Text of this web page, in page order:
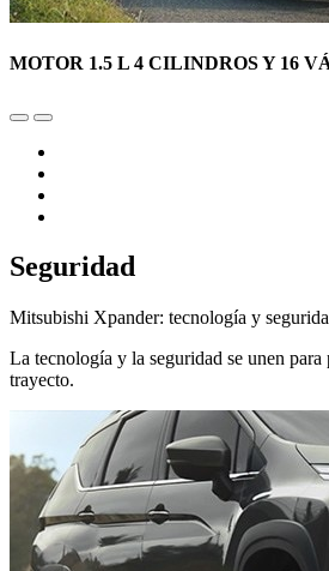
MOTOR 1.5 L 4 CILINDROS Y 16
Seguridad
Mitsubishi Xpander: tecnología y
La tecnología y la seguridad se unen para
trayecto.